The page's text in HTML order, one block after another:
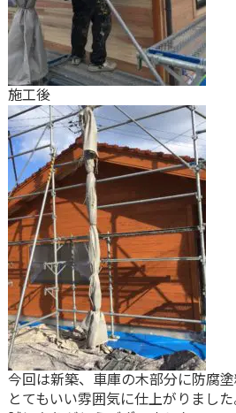
施工後
今回は新築、車庫の木部分に防腐塗
とてもいい雰囲気に仕上がりました